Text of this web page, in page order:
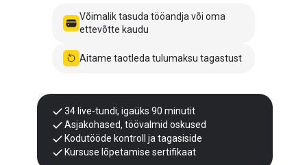
Võimalik tasuda tööandja või oma
ettevõtte kaudu
Aitame taotleda tulumaksu tagastust
34 live-tundi, igaüks 90 minutit
Asjakohased, töövalmid oskused
Kodutööde kontroll ja tagasiside
Kursuse lõpetamise sertifikaat